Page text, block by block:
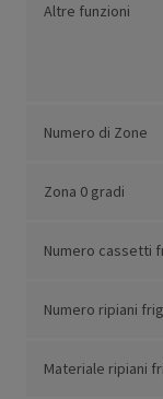
Altre funzioni
Numero di Zone
Zona 0 gradi
Numero cassetti
Numero ripiani
Materiale ripiani